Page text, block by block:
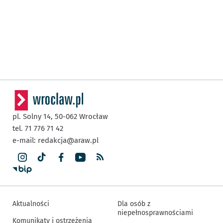
pl. Solny 14, 50-062 Wrocław
tel. 71 776 71 42
e-mail: redakcja@araw.pl
Aktualności
Komunikaty i ostrzeżenia
Dla osób z
niepełnosprawnościami